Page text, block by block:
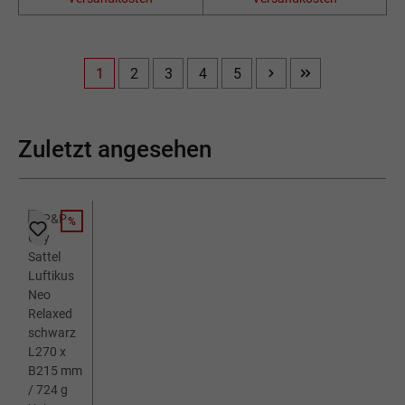
Seite
1
Seite
2
Seite
3
Seite
4
Seite
5
Zuletzt angesehen
RABATT
%